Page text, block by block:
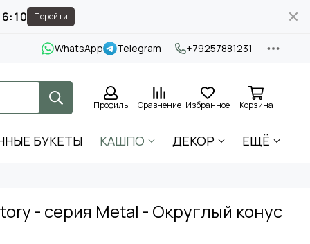
Перейти
WhatsApp Telegram +79257881231
Профиль Сравнение Избранное Корзина
БУКЕТЫ КАШПО ДЕКОР ЕЩЁ
- серия Metal - Округлый конус